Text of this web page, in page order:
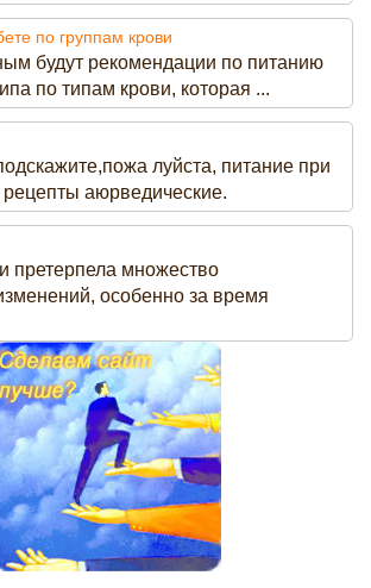
по группам крови
будут рекомендации по питанию
по типам крови, которая ...
луйста, питание при
рецепты аюрведические.
претерпела множество
особенно за время